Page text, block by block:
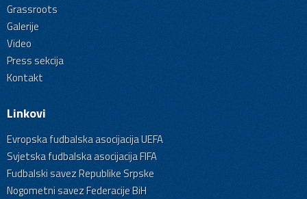
Grassroots
Galerije
Video
Press sekcija
Kontakt
Linkovi
Evropska fudbalska asocijacija UEFA
Svjetska fudbalska asocijacija FIFA
Fudbalski savez Republike Srpske
Nogometni savez Federacije BiH